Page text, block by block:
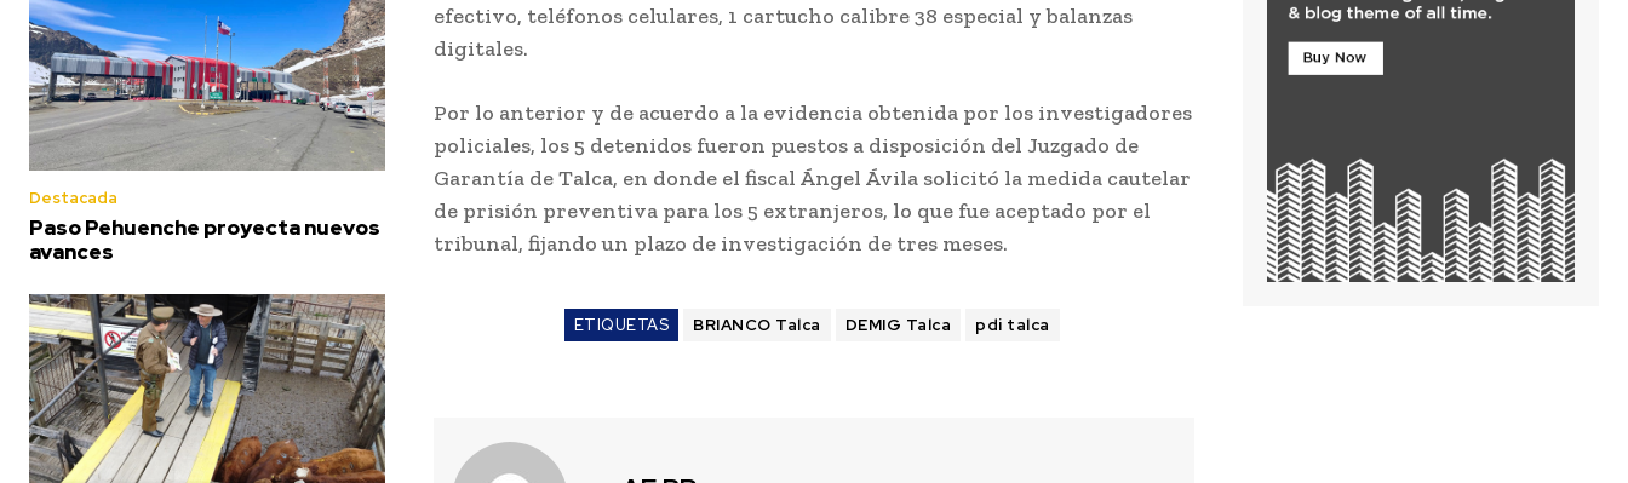
Destacada
Paso Pehuenche proyecta nuevos
avances
efectivo, teléfonos celulares, 1 cartucho calibre 38 especial y balanzas
digitales.
Por lo anterior y de acuerdo a la evidencia obtenida por los investigadores
policiales, los 5 detenidos fueron puestos a disposición del Juzgado de
Garantía de Talca, en donde el fiscal Ángel Ávila solicitó la medida cautelar
de prisión preventiva para los 5 extranjeros, lo que fue aceptado por el
tribunal, fijando un plazo de investigación de tres meses.
ETIQUETAS BRIANCO Talca DEMIG Talca pdi talca